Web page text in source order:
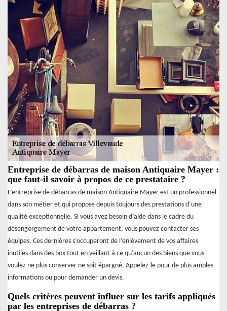
Entreprise de débarras de maison Antiquaire Mayer :
que faut-il savoir à propos de ce prestataire ?
L’entreprise de débarras de maison Antiquaire Mayer est un professionnel
dans son métier et qui propose depuis toujours des prestations d’une
qualité exceptionnelle. Si vous avez besoin d’aide dans le cadre du
désengorgement de votre appartement, vous pouvez contacter ses
équipes. Ces dernières s’occuperont de l’enlèvement de vos affaires
inutiles dans des box tout en veillant à ce qu’aucun des biens que vous
voulez ne plus conserver ne soit épargné. Appelez-le pour de plus amples
informations ou pour demander un devis.
Quels critères peuvent influer sur les tarifs appliqués
par les entreprises de débarras ?